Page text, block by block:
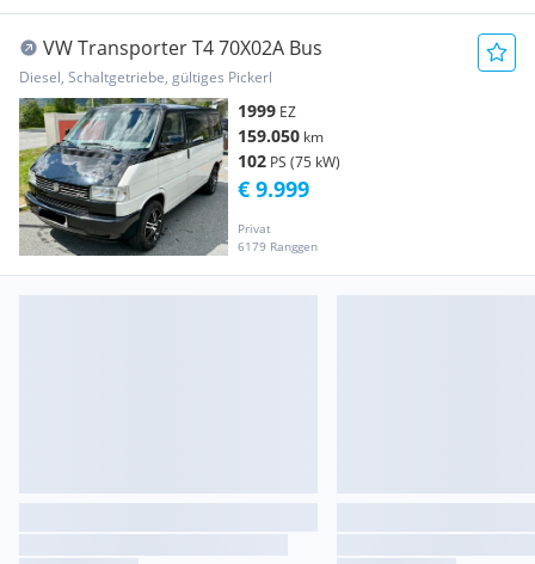
VW Transporter T4 70X02A Bus
Diesel, Schaltgetriebe, gültiges Pickerl
1999 EZ
159.050 km
102 PS (75 kW)
Privat
6179 Ranggen
€ 9.999